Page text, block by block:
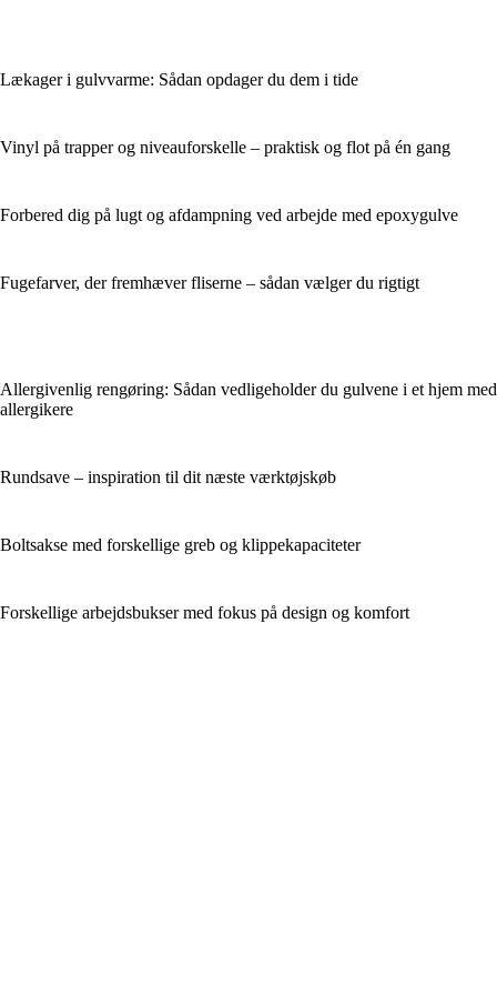
Lækager i gulvvarme: Sådan opdager du dem i tide
Vinyl på trapper og niveauforskelle – praktisk og flot på én gang
Forbered dig på lugt og afdampning ved arbejde med epoxygulve
Fugefarver, der fremhæver fliserne – sådan vælger du rigtigt
Allergivenlig rengøring: Sådan vedligeholder du gulvene i et hjem med
allergikere
Rundsave – inspiration til dit næste værktøjskøb
Boltsakse med forskellige greb og klippekapaciteter
Forskellige arbejdsbukser med fokus på design og komfort